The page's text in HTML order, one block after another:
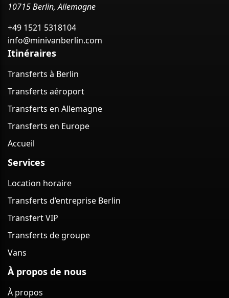
10715 Berlin, Allemagne
+49 1521 5318104
info@minivanberlin.com
Itinéraires
Transferts à Berlin
Transferts aéroport
Transferts en Allemagne
Transferts en Europe
Accueil
Services
Location horaire
Transferts d’entreprise Berlin
Transfert VIP
Transferts de groupe
Vans
À propos de nous
À propos